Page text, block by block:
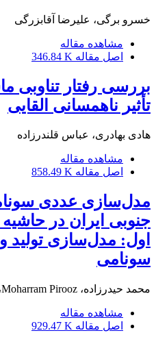
خسرو برگی، علیرضا آقا‌بزرگی
مشاهده مقاله
اصل مقاله 346.84 K
بررسی رفتار تناوبی
تأثیر ناهمسانی القایی
هادی بهادری، عباس قلندرزاده
مشاهده مقاله
اصل مقاله 858.49 K
مدل‌سازی عددی
جنوبی ایران در
اول: مدل‌سازی تولید و
سونامی
محمد حیدرزاده، Moharram Pirooz، ناصر حاجی‌زاده ذاکر
مشاهده مقاله
اصل مقاله 929.47 K